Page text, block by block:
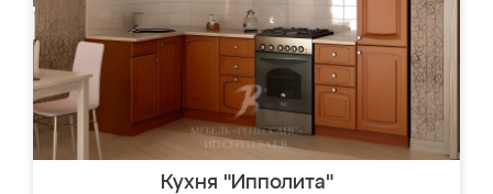
Кухня "Ипполита"